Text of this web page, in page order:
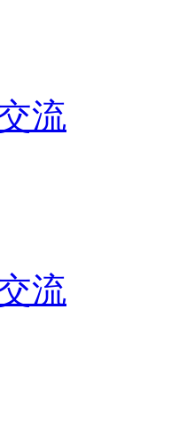
流
流